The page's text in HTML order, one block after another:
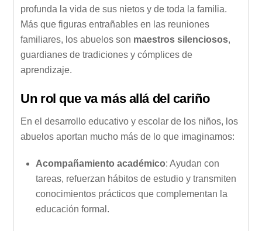
profunda la vida de sus nietos y de toda la familia.
Más que figuras entrañables en las reuniones
familiares, los abuelos son maestros silenciosos,
guardianes de tradiciones y cómplices de
aprendizaje.
Un rol que va más allá del cariño
En el desarrollo educativo y escolar de los niños, los
abuelos aportan mucho más de lo que imaginamos:
Acompañamiento académico: Ayudan con
tareas, refuerzan hábitos de estudio y transmiten
conocimientos prácticos que complementan la
educación formal.